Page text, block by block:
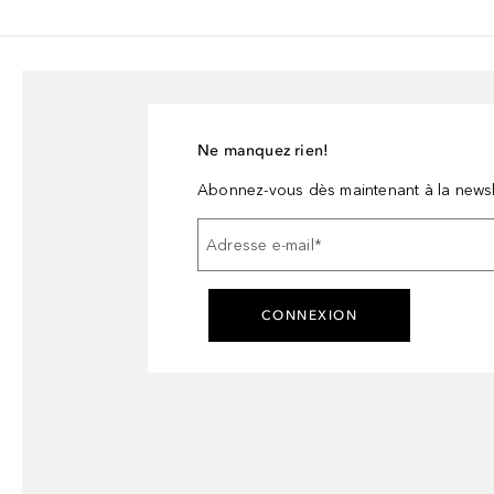
Ne manquez rien!
Abonnez-vous dès maintenant à la
Adresse e-mail *
CONNEXION